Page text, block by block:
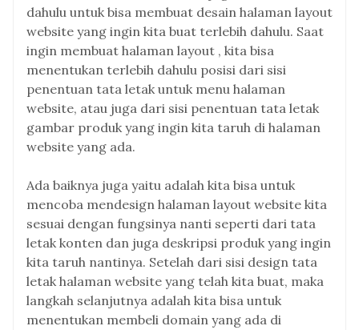
dahulu untuk bisa membuat desain halaman layout
website yang ingin kita buat terlebih dahulu. Saat
ingin membuat halaman layout , kita bisa
menentukan terlebih dahulu posisi dari sisi
penentuan tata letak untuk menu halaman
website, atau juga dari sisi penentuan tata letak
gambar produk yang ingin kita taruh di halaman
website yang ada.
Ada baiknya juga yaitu adalah kita bisa untuk
mencoba mendesign halaman layout website kita
sesuai dengan fungsinya nanti seperti dari tata
letak konten dan juga deskripsi produk yang ingin
kita taruh nantinya. Setelah dari sisi design tata
letak halaman website yang telah kita buat, maka
langkah selanjutnya adalah kita bisa untuk
menentukan membeli domain yang ada di